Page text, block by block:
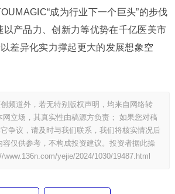
成为行业下一个巨头”的步伐
以产品力、创新力等优势在千亿医美市
差异化实力撑起更大的发展想象空
频道外，若无特别版权声明，均来自网络转
立场，其真实性由稿源方负责； 如果您对稿
争议，请及时与我们联系，我们将核实情况后
仅供参考，不构成投资建议。投资者据此操
www.136n.com/yejie/2024/1030/19487.html